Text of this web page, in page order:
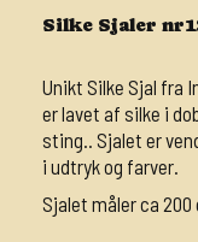
Silke Sjaler
Unikt Silke Sjal fra
er lavet af silke i
sting.. Sjalet er
i udtryk og farver.
Sjalet måler ca 200